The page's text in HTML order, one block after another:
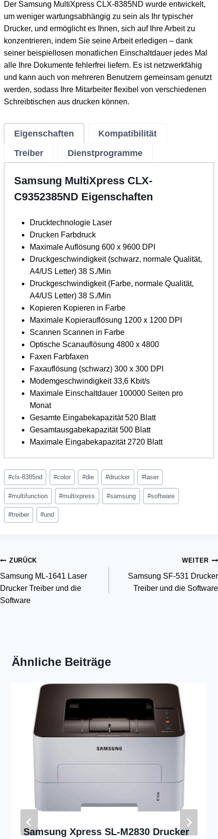
Der Samsung MultiXpress CLX-8385ND wurde entwickelt,
um weniger wartungsabhängig zu sein als Ihr typischer
Drucker, und ermöglicht es Ihnen, sich auf Ihre Arbeit zu
konzentrieren, indem Sie seine Arbeit erledigen – dank
seiner beispiellosen monatlichen Einschaltdauer jedes Mal
alle Ihre Dokumente fehlerfrei liefern. Es ist netzwerkfähig
und kann auch von mehreren Benutzern gemeinsam genutzt
werden, sodass Ihre Mitarbeiter flexibel von verschiedenen
Schreibtischen aus drucken können.
Eigenschaften
Kompatibilität
Treiber
Dienstprogramme
Samsung MultiXpress CLX-
C9352385ND Eigenschaften
Drucktechnologie Laser
Drucken Farbdruck
Maximale Auflösung 600 x 9600 DPI
Druckgeschwindigkeit (schwarz, normale Qualität,
A4/US Letter) 38 S./Min
Druckgeschwindigkeit (Farbe, normale Qualität,
A4/US Letter) 38 S./Min
Kopieren Kopieren in Farbe
Maximale Kopierauflösung 1200 x 1200 DPI
Scannen Scannen in Farbe
Optische Scanauflösung 4800 х 4800
Faxen Farbfaxen
Faxauflösung (schwarz) 300 x 300 DPI
Modemgeschwindigkeit 33,6 Kbit/s
Maximale Einschaltdauer 100000 Seiten pro
Monat
Gesamte Eingabekapazität 520 Blatt
Gesamtausgabekapazität 500 Blatt
Maximale Eingabekapazität 2720 Blatt
Schlagworte:
#clx-8385nd #color #die #drucker #laser
#multifunction #multixpress #samsung #software
#treiber #und
Beitragsnavigation
ZURÜCK
Samsung ML-1641 Laser
Drucker Treiber und die
Software
WEITER
Samsung SF-531 Drucker
Treiber und die Software
Ähnliche Beiträge
Samsung Xpress SL-M2830 Drucker